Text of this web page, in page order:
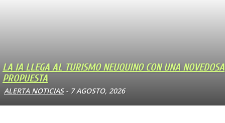
LA IA LLEGA AL TURISMO NEUQUINO CON UNA NOVEDOSA
PROPUESTA
ALERTA NOTICIAS - 7 AGOSTO, 2026